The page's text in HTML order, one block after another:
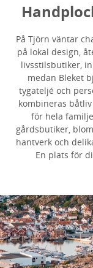
På Tjörn väntar
på lokal design,
livsstilsbutiker,
medan Bleket
tygateljé och
kombineras
för hela
gårdsbutiker,
hantverk och
En plats för